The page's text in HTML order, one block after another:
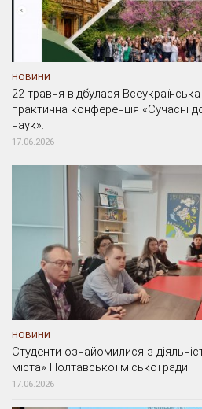
НОВИНИ
22 травня відбулася
практична конференція «Сучасні
наук».
17.06.2026
НОВИНИ
Студенти ознайомилися з
міста» Полтавської міської ради
17.06.2026